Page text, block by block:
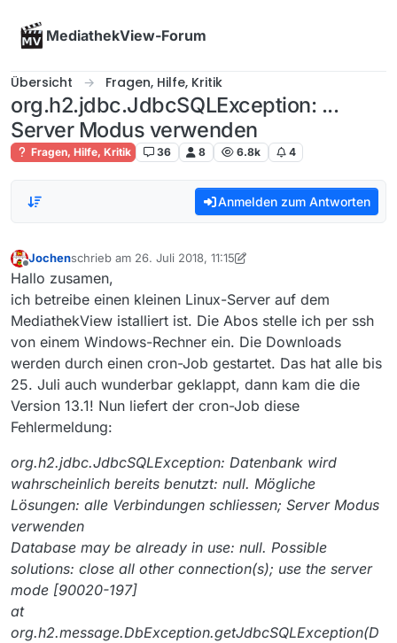
MediathekView-Forum
Übersicht Fragen, Hilfe, Kritik
org.h2.jdbc.JdbcSQLException: ...
Server Modus verwenden
Fragen, Hilfe, Kritik 36 8 6.8k 4
Anmelden zum Antworten
Offline
Jochenschrieb am 26. Juli 2018, 11:15
zuletzt editiert von Jochen
Hallo zusamen,
ich betreibe einen kleinen Linux-Server auf dem
MediathekView istalliert ist. Die Abos stelle ich per ssh
von einem Windows-Rechner ein. Die Downloads
werden durch einen cron-Job gestartet. Das hat alle bis
25. Juli auch wunderbar geklappt, dann kam die die
Version 13.1! Nun liefert der cron-Job diese
Fehlermeldung:
org.h2.jdbc.JdbcSQLException: Datenbank wird
wahrscheinlich bereits benutzt: null. Mögliche
Lösungen: alle Verbindungen schliessen; Server Modus
verwenden
Database may be already in use: null. Possible
solutions: close all other connection(s); use the server
mode [90020-197]
at
org.h2.message.DbException.getJdbcSQLException(D